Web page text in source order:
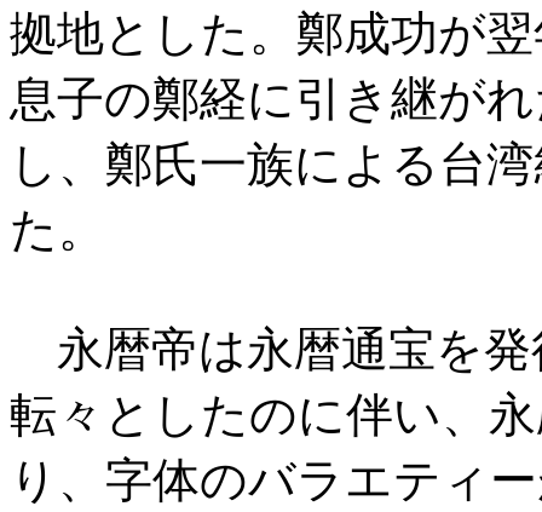
拠地とした。鄭成功が
息子の鄭経に引き継が
し、鄭氏一族による台
た。
永暦帝は永暦通宝を
転々としたのに伴い、
り、字体のバラエティ